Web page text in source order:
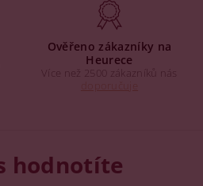
Ověřeno zákazníky na
Heurece
Více než 2500 zákazníků nás
hodnotíte